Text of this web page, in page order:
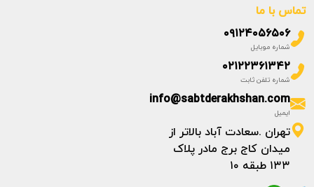
تماس با ما
۰۹۱۲۴۰۵۶۵۰۶
شماره موبایل
۰۲۱۲۲۳۶۱۳۴۲
شماره تلفن ثابت
info@sabtderakhshan.com
ایمیل
تهران .سعادت آباد بالاتر از
میدان کاج برج مادر پلاک
۱۳۳ طبقه ۱۰